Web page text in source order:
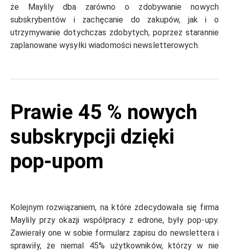
że Maylily dba zarówno o zdobywanie nowych
subskrybentów i zachęcanie do zakupów, jak i o
utrzymywanie dotychczas zdobytych, poprzez starannie
zaplanowane wysyłki wiadomości newsletterowych.
Prawie 45 % nowych
subskrypcji dzięki
pop-upom
Kolejnym rozwiązaniem, na które zdecydowała się firma
Maylily przy okazji współpracy z edrone, były pop-upy.
Zawierały one w sobie formularz zapisu do newslettera i
sprawiły, że niemal 45% użytkowników, którzy w nie